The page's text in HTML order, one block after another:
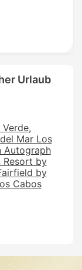
Urlaub
Verde
Mar Los
Autograph
Resort by
by
Cabos